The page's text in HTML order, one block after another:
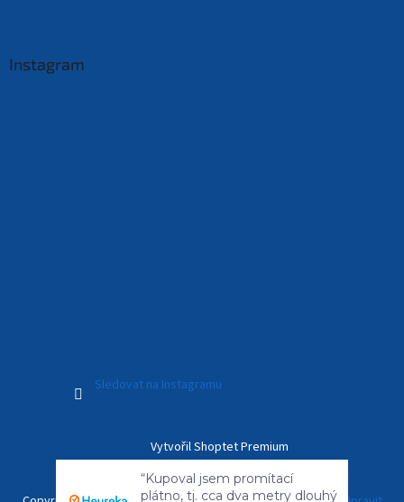
Instagram
Sledovat na Instagramu
Vytvořil Shoptet Premium
plátno, tj. cca dva metry dlouhý